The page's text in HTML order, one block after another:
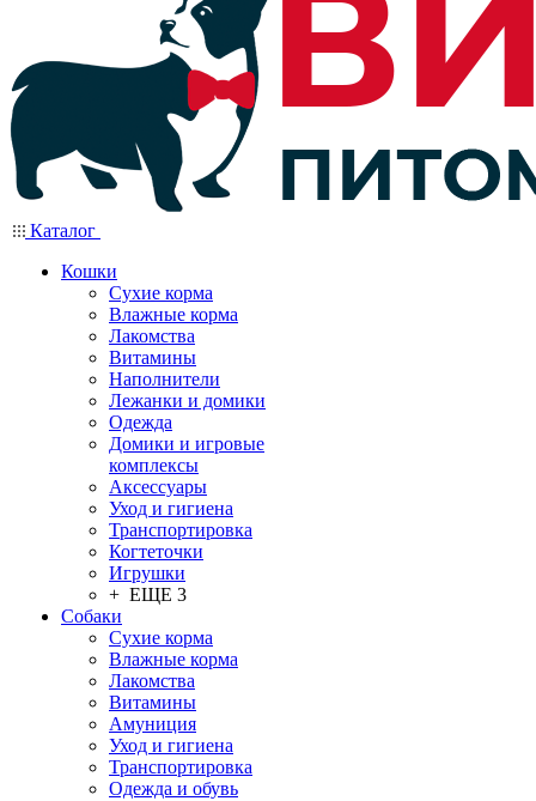
Каталог
Кошки
Сухие корма
Влажные корма
Лакомства
Витамины
Наполнители
Лежанки и домики
Одежда
Домики и игровые
комплексы
Аксессуары
Уход и гигиена
Транспортировка
Когтеточки
Игрушки
+ ЕЩЕ 3
Собаки
Сухие корма
Влажные корма
Лакомства
Витамины
Амуниция
Уход и гигиена
Транспортировка
Одежда и обувь